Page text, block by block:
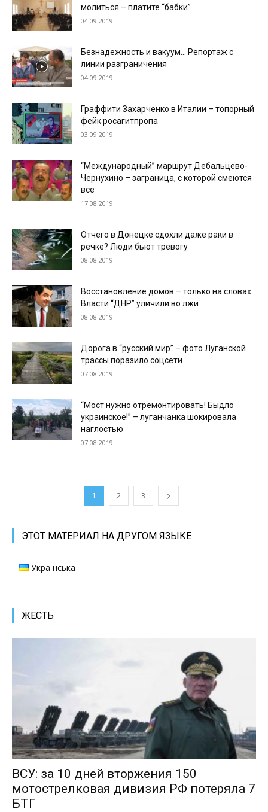
молиться – платите “бабки”
04.09.2019
Безнадежность и вакуум… Репортаж с
линии разграничения
04.09.2019
Граффити Захарченко в Италии – топорный
фейк росагитпропа
03.09.2019
“Международный” маршрут Дебальцево-
Чернухино – заграница, с которой смеются
все
17.08.2019
Отчего в Донецке сдохли даже раки в
речке? Люди бьют тревогу
08.08.2019
Восстановление домов – только на словах.
Власти “ДНР” уличили во лжи
08.08.2019
Дорога в “русский мир” – фото Луганской
трассы поразило соцсети
07.08.2019
“Мост нужно отремонтировать! Быдло
украинское!” – луганчанка шокировала
наглостью
07.08.2019
1 2 3
ЭТОТ МАТЕРИАЛ НА ДРУГОМ ЯЗЫКЕ
Українська
ЖЕСТЬ
ВСУ: за 10 дней вторжения 150
мотострелковая дивизия РФ потеряла 7
БТГ